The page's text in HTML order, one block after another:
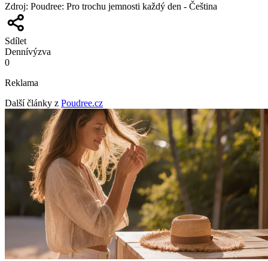
Zdroj: Poudree: Pro trochu jemnosti každý den - Čeština
Sdílet
Dennívýzva
0
Reklama
Další články z Poudree.cz